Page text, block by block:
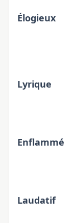
Élogieux
Lyrique
Enflammé
Laudatif